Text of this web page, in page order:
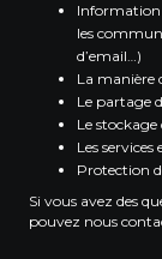
Information
les
d’email…)
La manière
Le partage
Le
Les services
Protection
Si vous avez des
pouvez nous